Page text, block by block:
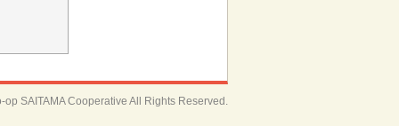
op SAITAMA Cooperative All Rights Reserved.